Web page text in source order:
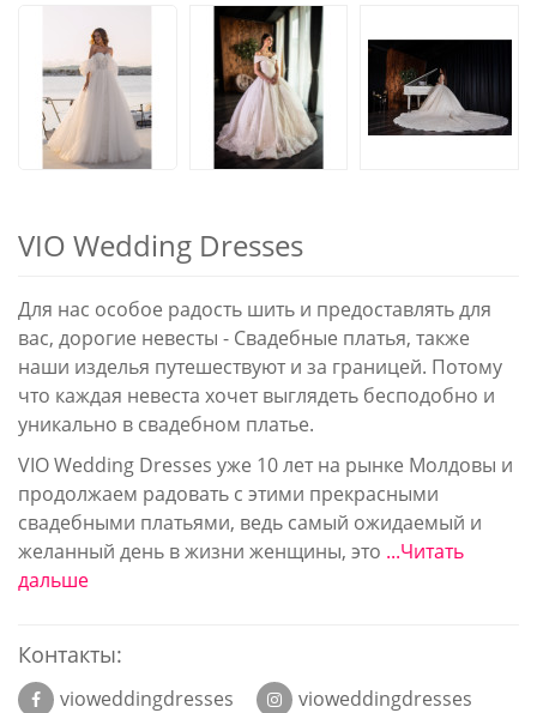
VIO Wedding Dresses
Для нас особое радость шить и предоставлять для
вас, дорогие невесты - Свадебные платья, также
наши изделья путешествуют и за границей. Потому
что каждая невеста хочет выглядеть бесподобно и
уникально в свадебном платье.
VIO Wedding Dresses уже 10 лет на рынке Молдовы и
продолжаем радовать с этими прекрасными
свадебными платьями, ведь самый ожидаемый и
желанный день в жизни женщины, это ...Читать
дальше
Контакты:
vioweddingdresses
vioweddingdresses